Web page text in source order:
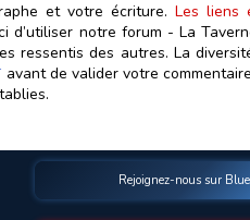
et votre écriture.Les liens
d’utiliser notre forum - La
ressentis des autres. La
avant de valider votre
Rejoignez-nous sur